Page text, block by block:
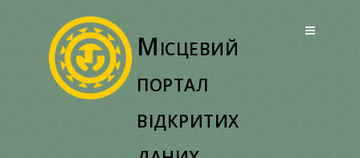
Місцевий
портал
відкритих